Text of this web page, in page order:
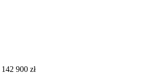
142 900 zł